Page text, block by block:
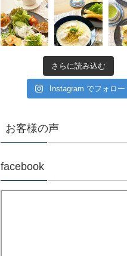
さらに読み込む
Instagram でフォロー
お客様の声
facebook